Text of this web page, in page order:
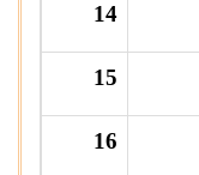
14
15
16